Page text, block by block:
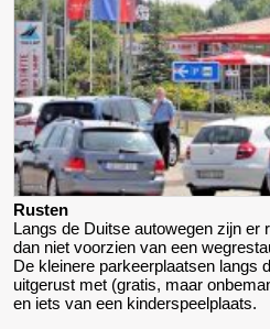
Rusten
Langs de Duitse autowegen zijn er
dan niet voorzien van een
De kleinere parkeerplaatsen langs
uitgerust met (gratis, maar
en iets van een kinderspeelplaats.